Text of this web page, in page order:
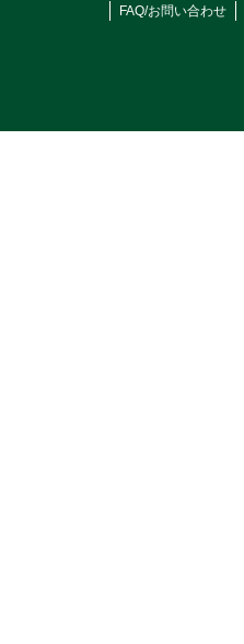
FAQ/お問い合わせ